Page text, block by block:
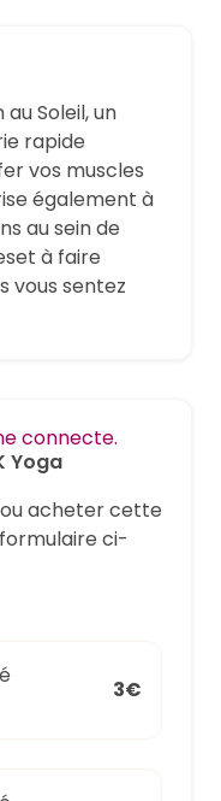
Soleil, un
rapide
vos muscles
également à
au sein de
à faire
vous sentez
connecte.
Yoga
acheter cette
ci-
3€